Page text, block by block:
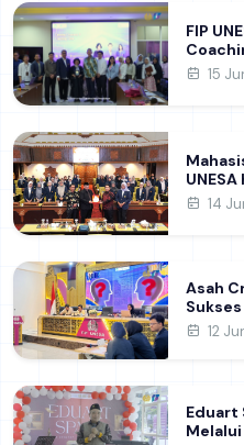
FIP
Khon
Ilmiah
15
14
Asah
12
Eduart
Melalui